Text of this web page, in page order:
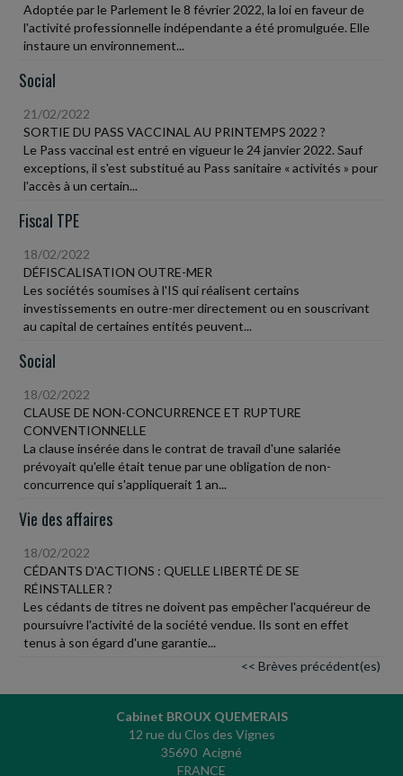
Adoptée par le Parlement le 8 février 2022, la loi en faveur de
l'activité professionnelle indépendante a été promulguée. Elle
instaure un environnement...
Social
21/02/2022
SORTIE DU PASS VACCINAL AU PRINTEMPS 2022 ?
Le Pass vaccinal est entré en vigueur le 24 janvier 2022. Sauf
exceptions, il s'est substitué au Pass sanitaire « activités » pour
l'accès à un certain...
Fiscal TPE
18/02/2022
DÉFISCALISATION OUTRE-MER
Les sociétés soumises à l'IS qui réalisent certains
investissements en outre-mer directement ou en souscrivant
au capital de certaines entités peuvent...
Social
18/02/2022
CLAUSE DE NON-CONCURRENCE ET RUPTURE
CONVENTIONNELLE
La clause insérée dans le contrat de travail d'une salariée
prévoyait qu'elle était tenue par une obligation de non-
concurrence qui s'appliquerait 1 an...
Vie des affaires
18/02/2022
CÉDANTS D'ACTIONS : QUELLE LIBERTÉ DE SE
RÉINSTALLER ?
Les cédants de titres ne doivent pas empêcher l'acquéreur de
poursuivre l'activité de la société vendue. Ils sont en effet
tenus à son égard d'une garantie...
<< Brèves précédent(es)
Cabinet BROUX QUEMERAIS
12 rue du Clos des Vignes
35690 Acigné
FRANCE